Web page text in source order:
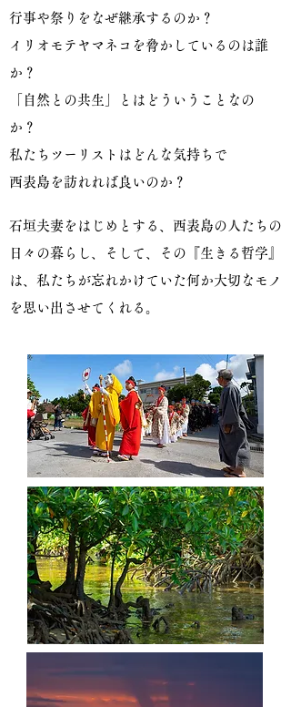
行事や祭りをなぜ継承するのか？
イリオモテヤマネコを脅かしているのは誰
か？
「自然との共生」とはどういうことなの
か？
私たちツーリストはどんな気持ちで
西表島を訪れれば良いのか？
石垣夫妻をはじめとする、西表島の人たちの
日々の暮らし、そして、その『生きる哲学』
は、私たちが忘れかけていた何か大切なモノ
を思い出させてくれる。